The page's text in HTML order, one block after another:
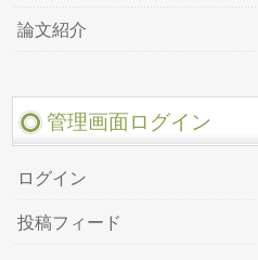
論文紹介
管理画面ログイン
ログイン
投稿フィード